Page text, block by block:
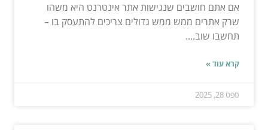
אם אתם חושבים שנגישות אתר אינטרנט היא משהו
שרק אתרים ממש ממש גדולים צריכים להתעסק בו –
תחשבו שוב....
קרא עוד »
ספט 28, 2025